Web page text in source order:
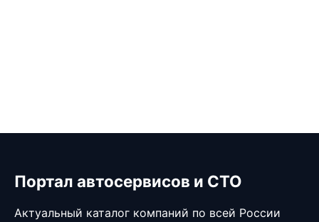
Портал автосервисов и СТО
Актуальный каталог компаний по всей России